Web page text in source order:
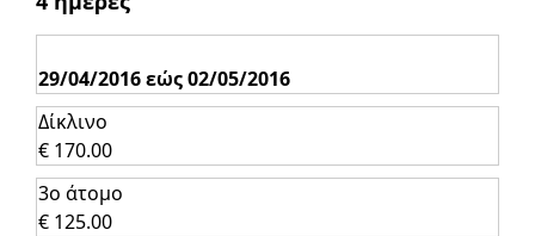
29/04/2016 εώς 02/05/2016
Δίκλινο
€ 170.00
3ο άτομο
€ 125.00